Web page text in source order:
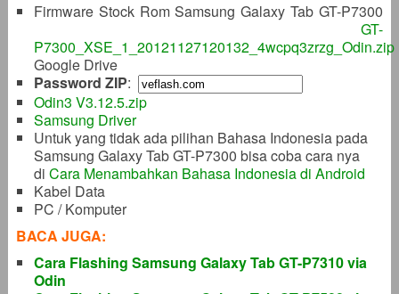
Firmware Stock Rom Samsung Galaxy Tab GT-P7300
GT-
P7300_XSE_1_20121127120132_4wcpq3zrzg_Odin.zip
Google Drive
Password ZIP:
Odin3 V3.12.5.zip
Samsung Driver
Untuk yang tidak ada pilihan Bahasa Indonesia pada
Samsung Galaxy Tab GT-P7300 bisa coba cara nya
di Cara Menambahkan Bahasa Indonesia di Android
Kabel Data
PC / Komputer
BACA JUGA:
Cara Flashing Samsung Galaxy Tab GT-P7310 via
Odin